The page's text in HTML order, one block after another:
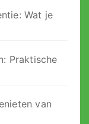
Wat je
Praktische
van